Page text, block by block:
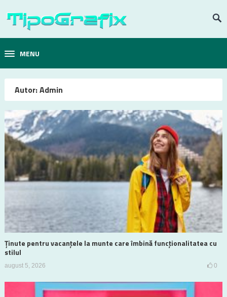
MENU
Autor:Admin
Ținute pentru vacanțele la munte care îmbină funcționalitatea cu
stilul
august 5, 2026 0